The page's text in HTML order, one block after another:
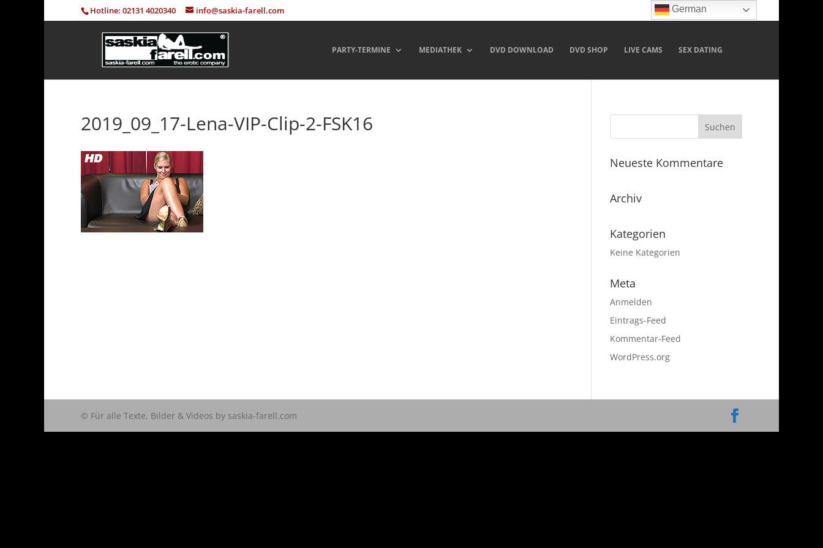
Hotline: 02131 4020340 info@saskia-farell.com
PARTY-TERMINE MEDIATHEK DVD DOWNLOAD DVD SHOP LIVE CAMS SEX DATING
2019_09_17-Lena-VIP-Clip-2-FSK16
Neueste Kommentare
Archiv
Kategorien
Keine Kategorien
Meta
Anmelden
Eintrags-Feed
Kommentar-Feed
WordPress.org
© Für alle Texte, Bilder & Videos by saskia-farell.com
German